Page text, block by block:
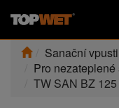
Sanační vpusti
Pro
TW SAN BZ